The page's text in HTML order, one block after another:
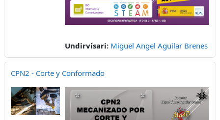
Undirvísari: Miguel Angel Aguilar Brenes
CPN2 - Corte y Conformado